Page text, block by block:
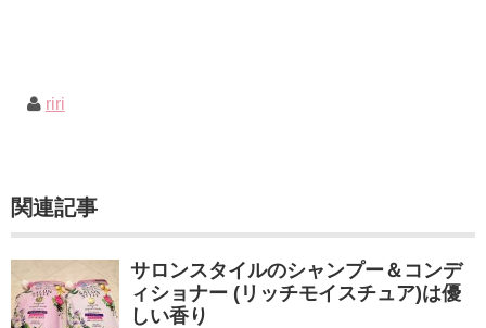
riri
関連記事
サロンスタイルのシャンプー＆コンデ
ィショナー (リッチモイスチュア)は優
しい香り